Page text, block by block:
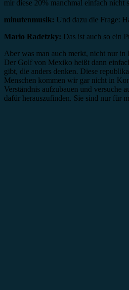
mir diese 20% manchmal einfach nicht
minutenmusik: Und dazu die Frage:
Mario Radetzky: Das ist auch so ein
Aber was man auch merkt, nicht nur
Der Golf von Mexiko heißt dann
gibt, die anders denken. Diese
Menschen kommen wir gar nicht in
Verständnis aufzubauen und versuche
dafür herauszufinden. Sie sind nur für